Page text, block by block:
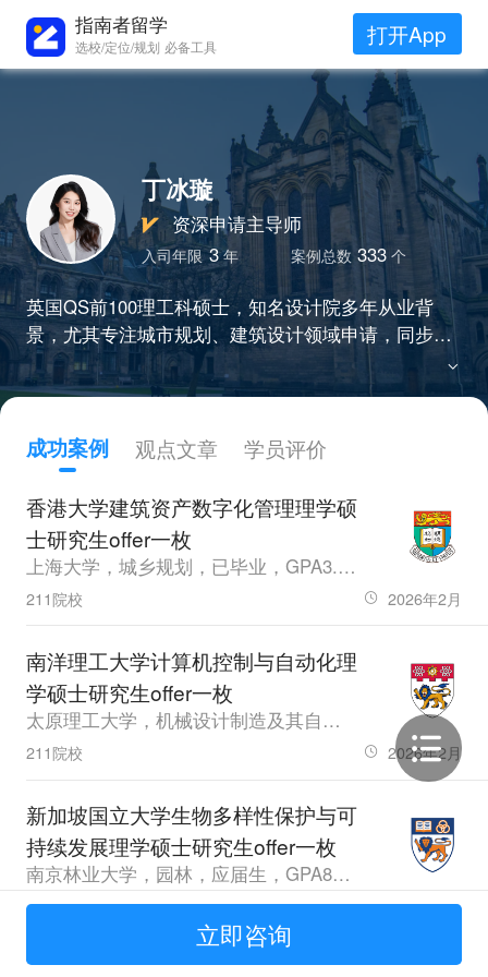
指南者留学
选校/定位/规划 必备工具 打开App
丁冰璇
资深申请主导师
入司年限 3年 案例总数 333 个
英国QS前100理工科硕士，知名设计院多年从业背
景，尤其专注城市规划、建筑设计领域申请，同步覆
盖电气电子、计算机等理工方向，擅长利用“技术思维
+艺术感知”的独特视角，帮助学生从实践项目中提炼
斩获梦校offer。
成功案例 观点文章
学员评价
香港大学建筑资产数字化管理理学硕
士研究生offer一枚
上海大学，城乡规划，已毕业，GPA3.08，雅思6.5、六级499.0
211院校 2026年2月
南洋理工大学计算机控制与自动化理
学硕士研究生offer一枚
太原理工大学，机械设计制造及其自动化，已毕业，GPA3.87，雅思6.0、六级512.0
211院校 2026年2月
新加坡国立大学生物多样性保护与可
持续发展理学硕士研究生offer一枚
南京林业大学，园林，应届生，GPA86.27，雅思6.5
普通本科 2025年12月
新加坡国立大学机械工程理学硕士研
立即咨询